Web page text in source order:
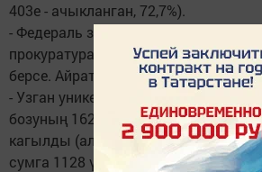
403е - ачыкланган, 72,7%).
- Федераль законнар үтәлешенә
прокуратура эшчән-легенең мөһим
берсе. Айрат Фәритович, бу өлкәдә
- Узган унике айда районда
бозуның 1629 очрагы теркәлде,
кагылды (алар тулаем
сумга 1128 үтенеч гаризасы судка